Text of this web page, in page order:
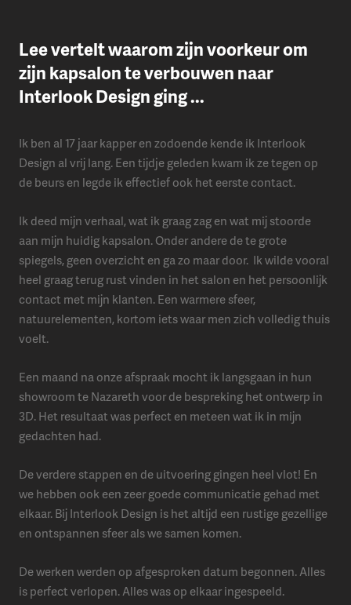
Lee vertelt waarom zijn voorkeur om
zijn kapsalon te verbouwen naar
Interlook Design ging ...
Ik ben al 17 jaar kapper en zodoende kende ik Interlook
Design al vrij lang. Een tijdje geleden kwam ik ze tegen op
de beurs en legde ik effectief ook het eerste contact.
Ik deed mijn verhaal, wat ik graag zag en wat mij stoorde
aan mijn huidig kapsalon. Onder andere de te grote
spiegels, geen overzicht en ga zo maar door. Ik wilde vooral
heel graag terug rust vinden in het salon en het persoonlijk
contact met mijn klanten. Een warmere sfeer,
natuurelementen, kortom iets waar men zich volledig thuis
voelt.
Een maand na onze afspraak mocht ik langsgaan in hun
showroom te Nazareth voor de bespreking het ontwerp in
3D. Het resultaat was perfect en meteen wat ik in mijn
gedachten had.
De verdere stappen en de uitvoering gingen heel vlot! En
we hebben ook een zeer goede communicatie gehad met
elkaar. Bij Interlook Design is het altijd een rustige gezellige
en ontspannen sfeer als we samen komen.
De werken werden op afgesproken datum begonnen. Alles
is perfect verlopen. Alles was op elkaar ingespeeld.